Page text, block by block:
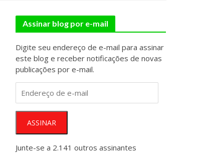
Assinar blog por e-mail
Digite seu endereço de e-mail para assinar
este blog e receber notificações de novas
publicações por e-mail.
de
e-
mailASSINAR
Junte-se a 2.141 outros assinantes